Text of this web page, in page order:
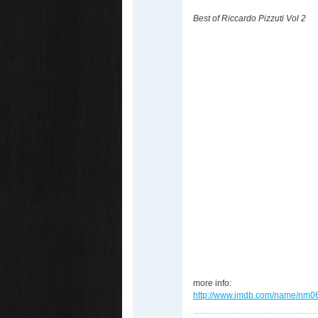
Best of Riccardo Pizzuti Vol 2
more info:
http://www.imdb.com/name/